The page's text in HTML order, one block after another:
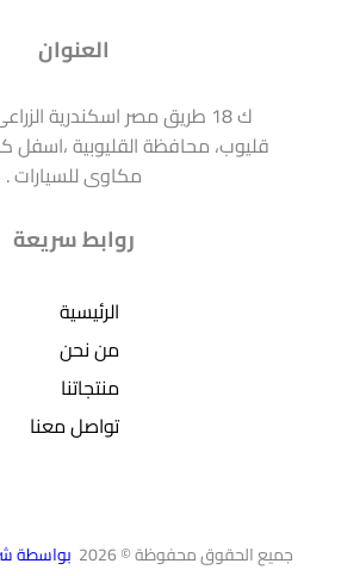
العنوان
ك 18 طريق مصر اسكندرية
قليوب، محافظة القليوبية ،اسفل
مكاوى للسيارات .
روابط سريعة
الرئيسية
من نحن
منتجاتنا
تواصل معنا
جميع الحقوق محفوظة © 2026 بواسطة